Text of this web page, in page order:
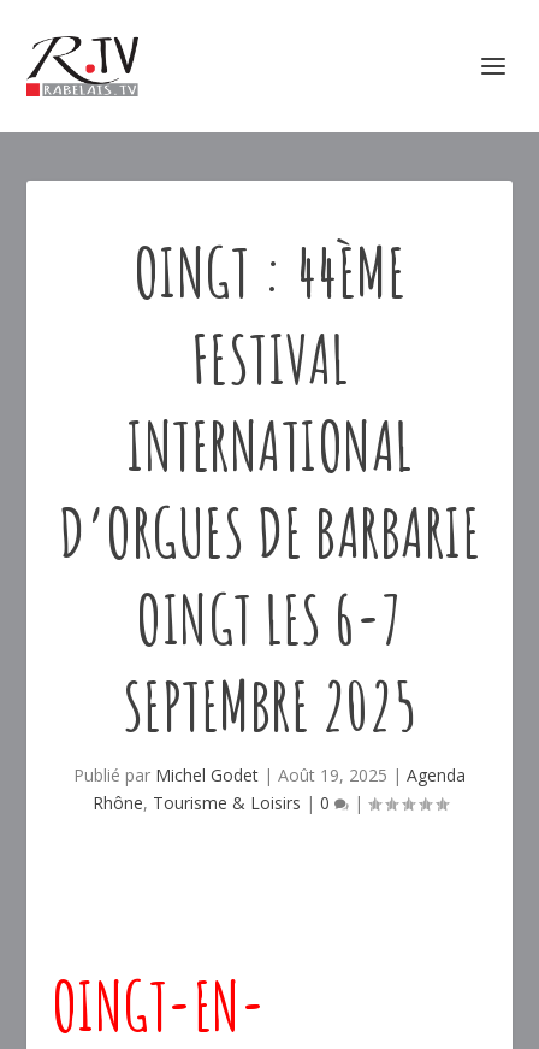
OINGT : 44ÈME
FESTIVAL
INTERNATIONAL
D’ORGUES DE BARBARIE
OINGT LES 6-7
SEPTEMBRE 2025
Publié par Michel Godet | Août 19, 2025 | Agenda
Rhône, Tourisme & Loisirs | 0 |
OINGT-EN-